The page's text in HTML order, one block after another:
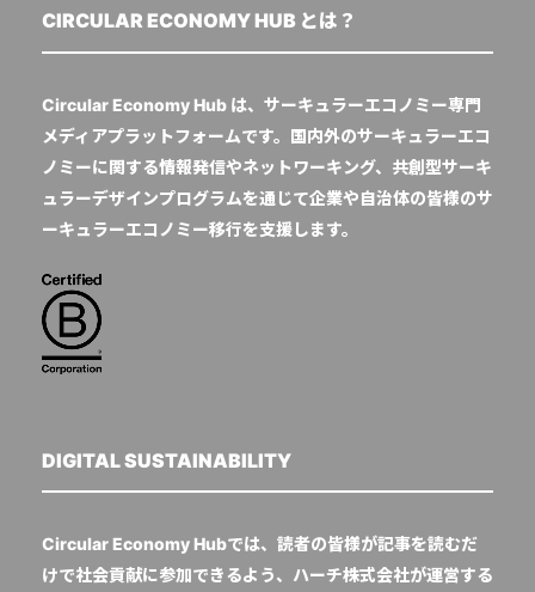
CIRCULAR ECONOMY HUB とは？
Circular Economy Hub は、サーキュラーエコノミー専門
メディアプラットフォームです。国内外のサーキュラーエコ
ノミーに関する情報発信やネットワーキング、共創型サーキ
ュラーデザインプログラムを通じて企業や自治体の皆様のサ
ーキュラーエコノミー移行を支援します。
DIGITAL SUSTAINABILITY
Circular Economy Hubでは、読者の皆様が記事を読むだ
けで社会貢献に参加できるよう、ハーチ株式会社が運営する